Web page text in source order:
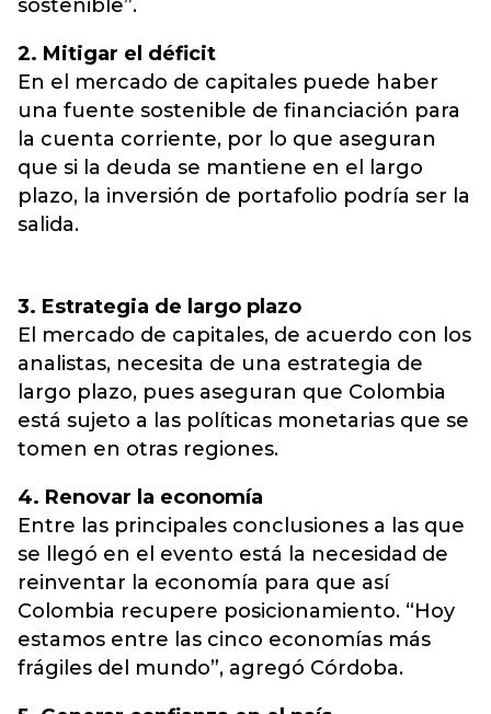
sostenible”.
2. Mitigar el déficit
En el mercado de capitales puede haber
una fuente sostenible de financiación para
la cuenta corriente, por lo que aseguran
que si la deuda se mantiene en el largo
plazo, la inversión de portafolio podría ser la
salida.
3. Estrategia de largo plazo
El mercado de capitales, de acuerdo con los
analistas, necesita de una estrategia de
largo plazo, pues aseguran que Colombia
está sujeto a las políticas monetarias que se
tomen en otras regiones.
4. Renovar la economía
Entre las principales conclusiones a las que
se llegó en el evento está la necesidad de
reinventar la economía para que así
Colombia recupere posicionamiento. “Hoy
estamos entre las cinco economías más
frágiles del mundo”, agregó Córdoba.